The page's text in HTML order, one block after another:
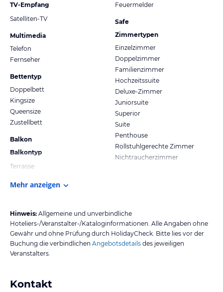
TV-Empfang
Satelliten-TV
Multimedia
Telefon
Fernseher
Bettentyp
Doppelbett
Kingsize
Queensize
Zustellbett
Balkon
Balkontyp
Terrasse
Feuermelder
Safe
Zimmertypen
Einzelzimmer
Doppelzimmer
Familienzimmer
Hochzeitssuite
Deluxe-Zimmer
Juniorsuite
Superior
Suite
Penthouse
Rollstuhlgerechte Zimmer
Nichtraucherzimmer
Mehr anzeigen
Hinweis: Allgemeine und unverbindliche
Hoteliers-/Veranstalter-/Kataloginformationen. Alle Angaben ohne
Gewähr und ohne Prüfung durch HolidayCheck. Bitte lies vor der
Buchung die verbindlichen Angebotsdetails des jeweiligen
Veranstalters.
Kontakt